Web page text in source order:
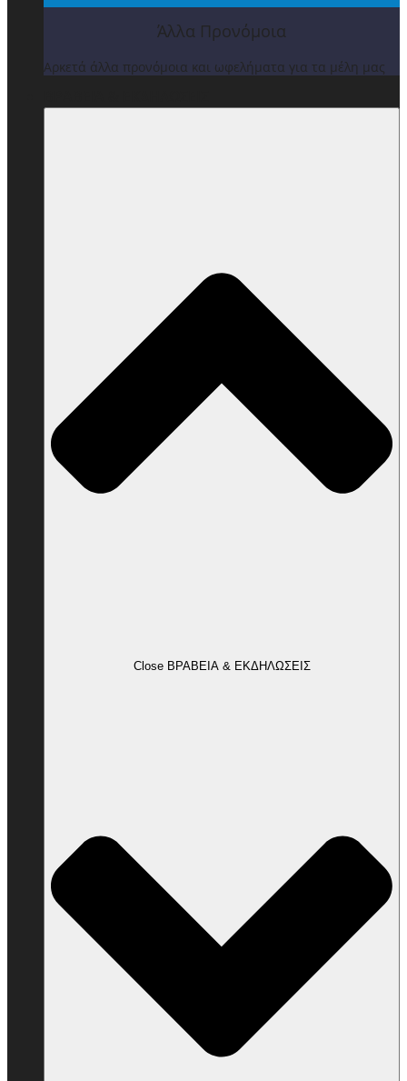
Άλλα Προνόμοια
Αρκετά άλλα προνόμοια και ωφελήματα για τα μέλη μας
Close ΒΡΑΒΕΙΑ & ΕΚΔΗΛΩΣΕΙΣ